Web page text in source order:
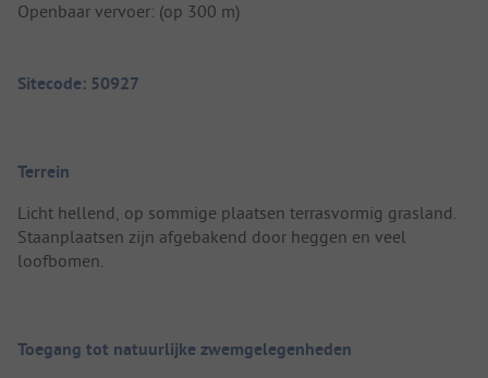
Openbaar vervoer: (op 300 m)
Sitecode: 50927
Terrein
Licht hellend, op sommige plaatsen terrasvormig grasland.
Staanplaatsen zijn afgebakend door heggen en veel
loofbomen.
Toegang tot natuurlijke zwemgelegenheden